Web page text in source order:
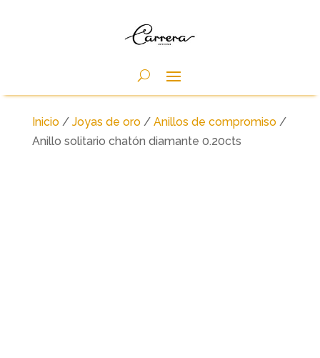
Inicio/ Joyas de oro/ Anillos de compromiso/
Anillo solitario chatón diamante 0.20cts